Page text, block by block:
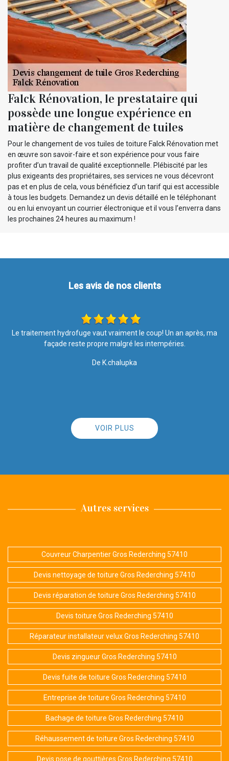
Falck Rénovation, le prestataire qui
possède une longue expérience en
matière de changement de tuiles
Pour le changement de vos tuiles de toiture Falck Rénovation met
en œuvre son savoir-faire et son expérience pour vous faire
profiter d’un travail de qualité exceptionnelle. Plébiscité par les
plus exigeants des propriétaires, ses services ne vous décevront
pas et en plus de cela, vous bénéficiez d’un tarif qui est accessible
à tous les budgets. Demandez un devis détaillé en le téléphonant
ou en lui envoyant un courrier électronique et il vous l’enverra dans
les prochaines 24 heures au maximum !
Les avis de nos clients
Si vous recherchez une entreprise sérieuse, efficace, propre, à
l'écoute des clients et surtout, qui est humainement accessible :
100% Merci à toute l'équipe
VOIR PLUS
Autres services
Couvreur Charpentier Gros Rederching 57410
Devis nettoyage de toiture Gros Rederching 57410
Devis réparation de toiture Gros Rederching 57410
Devis toiture Gros Rederching 57410
Réparateur installateur velux Gros Rederching 57410
Devis zingueur Gros Rederching 57410
Devis fuite de toiture Gros Rederching 57410
Entreprise de toiture Gros Rederching 57410
Bachage de toiture Gros Rederching 57410
Réhaussement de toiture Gros Rederching 57410
Devis pose de gouttières Gros Rederching 57410